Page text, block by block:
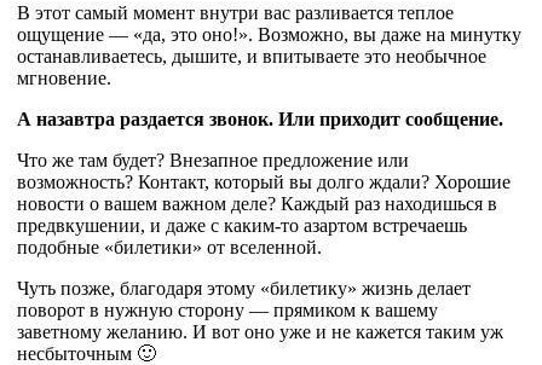
В этот самый момент внутри вас разливается теплое
ощущение — «да, это оно!». Возможно, вы даже на минутку
останавливаетесь, дышите, и впитываете это необычное
мгновение.
А назавтра раздается звонок. Или приходит сообщение.
Что же там будет? Внезапное предложение или
возможность? Контакт, который вы долго ждали? Хорошие
новости о вашем важном деле? Каждый раз находишься в
предвкушении, и даже с каким-то азартом встречаешь
подобные «билетики» от вселенной.
Чуть позже, благодаря этому «билетику» жизнь делает
поворот в нужную сторону — прямиком к вашему
заветному желанию. И вот оно уже и не кажется таким уж
несбыточным 🙂